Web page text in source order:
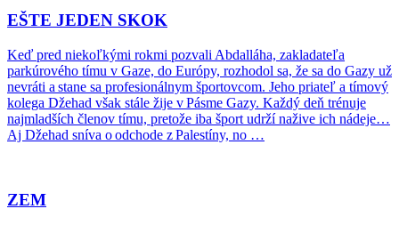
EŠTE JEDEN SKOK
Keď pred niekoľkými rokmi pozvali Abdalláha, zakladateľa
parkúrového tímu v Gaze, do Európy, rozhodol sa, že sa do Gazy už
nevráti a stane sa profesionálnym športovcom. Jeho priateľ a tímový
kolega Džehad však stále žije v Pásme Gazy. Každý deň trénuje
najmladších členov tímu, pretože iba šport udrží nažive ich nádeje…
Aj Džehad sníva o odchode z Palestíny, no …
ZEM